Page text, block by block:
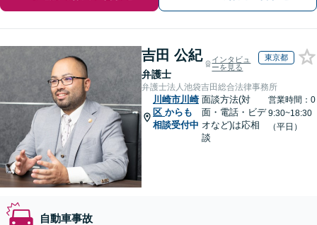
吉田 公紀
弁護士
インタビュ
ーを見る
東京都
弁護士法人池袋吉田総合法律事務所
川崎市川崎
区 からも
相談受付中
面談方法(対
面・電話・ビデ
オなど)は応相
談
営業時間：0
9:30~18:30
（平日）
自動車事故